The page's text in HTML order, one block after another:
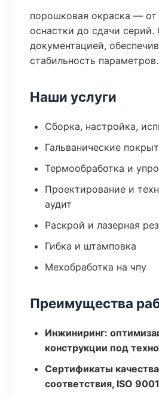
порошковая окраска — от
оснастки до сдачи
документацией,
стабильность параметров.
Наши услуги
Сборка, настройка,
Гальванические
Термообработка и
Проектирование и
аудит
Раскрой и лазерная
Гибка и штамповка
Мехобработка на чпу
Преимущества
Инжиниринг:
конструкции под
Сертификаты
соответствия, ISO 9001